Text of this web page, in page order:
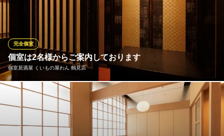
ーに最適です。コースは飲み放題付き2480円でご用意しておりま
スパイスピエロ 鶴見駅前店
スープカレー
ＪＲ鶴見駅 徒歩1分
神奈川県横浜市鶴見区豊岡町2-2 ツルミフーガ2B102
個室は2名様からご案内しております
個室居酒屋 くいもの屋わん 鶴見店
完全個室
多彩なシーンやご利用人数に合わせたお席へご案内いたします！
バリエーション豊かな個室を多数設けております。デートに使え
る2名様個室や飲み会や女子会に使える4名様・6名様・8名様向け
個室。10名様以上のご利用が出来る大型個室などを多数完備！落